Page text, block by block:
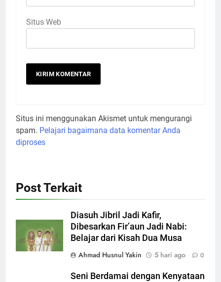
Situs Web
Situs ini menggunakan Akismet untuk mengurangi
spam. Pelajari bagaimana data komentar Anda
diproses
Post Terkait
Diasuh Jibril Jadi Kafir,
Dibesarkan Fir’aun Jadi Nabi:
Belajar dari Kisah Dua Musa
Ahmad Husnul Yakin
5 hari ago 0
Seni Berdamai dengan Kenyataan